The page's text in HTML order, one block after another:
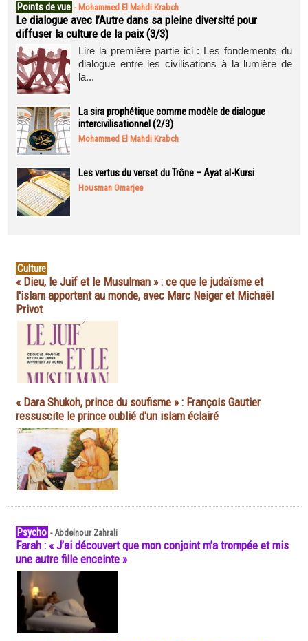
Points de vue - Mohammed El Mahdi Krabch
Le dialogue avec l’Autre dans sa pleine diversité pour
diffuser la culture de la paix (3/3)
Lire la première partie ici : Les fondements du
dialogue entre les civilisations à la lumière de
la...
La sira prophétique comme modèle de dialogue
intercivilisationnel (2/3)
Mohammed El Mahdi Krabch
Les vertus du verset du Trône – Ayat al-Kursi
Housman Omarjee
Culture
« Dieu, le Juif et le Musulman » : ce que le judaïsme et
l'islam apportent au monde, avec Marc Neiger et Michaël
Privot
« Dara Shukoh, prince du soufisme » : François Gautier
ressuscite le prince oublié d'un islam éclairé
Psycho -Abdelnour Zahrali
Farah : « J’ai découvert que mon conjoint m’a trompée et mis
une autre fille enceinte »